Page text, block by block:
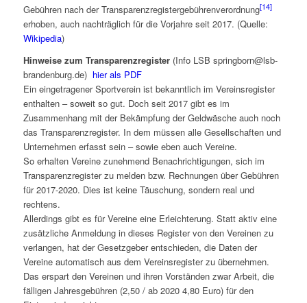
Gebühren nach der Transparenzregistergebührenverordnung[14]
erhoben, auch nachträglich für die Vorjahre seit 2017. (Quelle:
Wikipedia)
Hinweise zum Transparenzregister(Info LSB springborn@lsb-
brandenburg.de) hier als PDF
Ein eingetragener Sportverein ist bekanntlich im Vereinsregister
enthalten – soweit so gut. Doch seit 2017 gibt es im
Zusammenhang mit der Bekämpfung der Geldwäsche auch noch
das Transparenzregister. In dem müssen alle Gesellschaften und
Unternehmen erfasst sein – sowie eben auch Vereine.
So erhalten Vereine zunehmend Benachrichtigungen, sich im
Transparenzregister zu melden bzw. Rechnungen über Gebühren
für 2017-2020. Dies ist keine Täuschung, sondern real und
rechtens.
Allerdings gibt es für Vereine eine Erleichterung. Statt aktiv eine
zusätzliche Anmeldung in dieses Register von den Vereinen zu
verlangen, hat der Gesetzgeber entschieden, die Daten der
Vereine automatisch aus dem Vereinsregister zu übernehmen.
Das erspart den Vereinen und ihren Vorständen zwar Arbeit, die
fälligen Jahresgebühren (2,50 / ab 2020 4,80 Euro) für den